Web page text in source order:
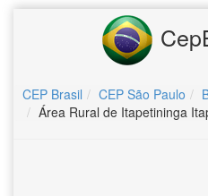
CEP Brasil CEP São Paulo
Área Rural de Itapetininga